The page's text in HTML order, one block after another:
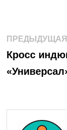
по
записям
Кросс